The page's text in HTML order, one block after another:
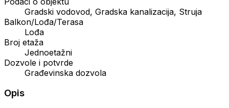
Gradski vodovod, Gradska kanalizacija, Struja
Balkon/Lođa/Terasa
Lođa
Broj etaža
Jednoetažni
Dozvole i potvrde
Građevinska dozvola
Opis